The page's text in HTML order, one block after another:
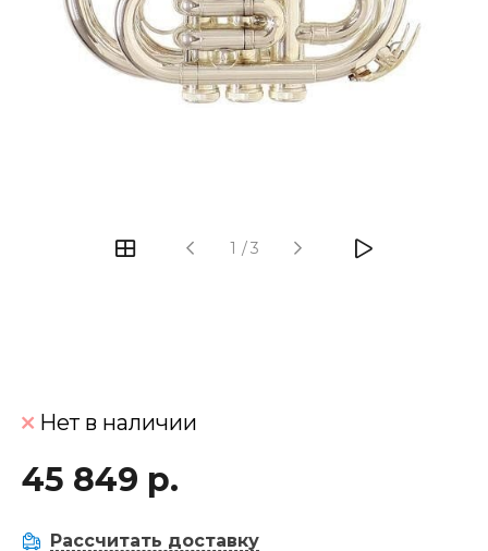
1 /3
Нет в наличии
45 849 р.
Рассчитать доставку